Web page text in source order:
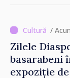
/
Zilele
basarabeni
expoziție